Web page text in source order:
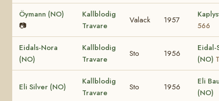
Öymann (NO)
📷
Kallblodig
Travare
Valack 1957
566
Eidals-Nora
(NO)
Kallblodig
Travare
Sto 1956
Eidal-
(NO)
Eli Silver (NO)
Kallblodig
Travare
Sto 1956
Eli
(NO)